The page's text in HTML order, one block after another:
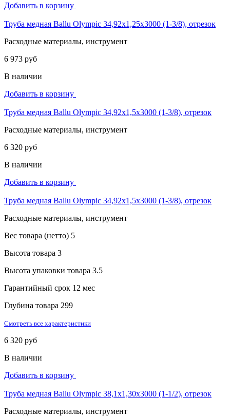
Добавить в корзину
Труба медная Ballu Olympic 34,92х1,25х3000 (1-3/8), отрезок
Расходные материалы, инструмент
6 973 руб
В наличии
Добавить в корзину
Труба медная Ballu Olympic 34,92х1,5х3000 (1-3/8), отрезок
Расходные материалы, инструмент
6 320 руб
В наличии
Добавить в корзину
Труба медная Ballu Olympic 34,92х1,5х3000 (1-3/8), отрезок
Расходные материалы, инструмент
Вес товара (нетто) 5
Высота товара 3
Высота упаковки товара 3.5
Гарантийный срок 12 мес
Глубина товара 299
Смотреть все характеристики
6 320 руб
В наличии
Добавить в корзину
Труба медная Ballu Olympic 38,1х1,30х3000 (1-1/2), отрезок
Расходные материалы, инструмент